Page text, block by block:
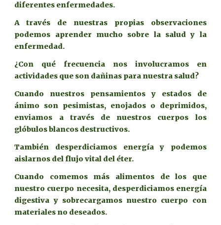
diferentes enfermedades.
A través de nuestras propias observaciones
podemos aprender mucho sobre la salud y la
enfermedad.
¿Con qué frecuencia nos involucramos en
actividades que son dañinas para nuestra salud?
Cuando nuestros pensamientos y estados de
ánimo son pesimistas, enojados o deprimidos,
enviamos a través de nuestros cuerpos los
glóbulos blancos destructivos.
También desperdiciamos energía y podemos
aislarnos del flujo vital del éter.
Cuando comemos más alimentos de los que
nuestro cuerpo necesita, desperdiciamos energía
digestiva y sobrecargamos nuestro cuerpo con
materiales no deseados.